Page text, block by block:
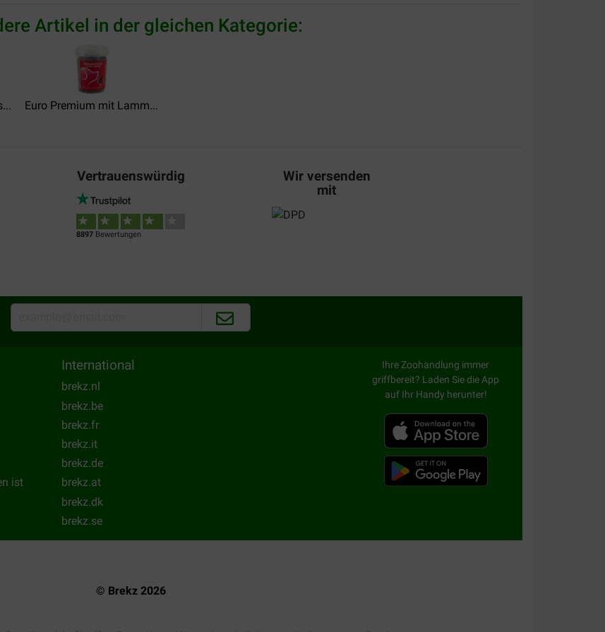
Artikel in der gleichen Kategorie:
Euro Premium mit Lamm...
Vertrauenswürdig
8897Bewertungen
Wir versenden
mit
ist
International
brekz.nl
brekz.be
brekz.fr
brekz.it
brekz.de
brekz.at
brekz.dk
brekz.se
Ihre Zoohandlung immer
griffbereit? Laden Sie die App
auf Ihr Handy herunter!
© Brekz 2026